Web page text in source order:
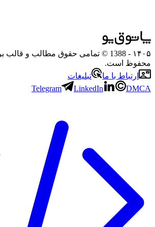
۱۴۰۵
- 1388 © تمامی حقوق مطالب و قالب
محفوظ است.
ارتباط با ما
تبلیغات
Telegram
LinkedIn DMCA